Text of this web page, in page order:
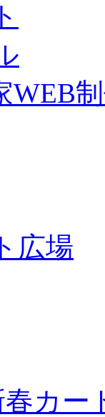
WEB
広場
春カ